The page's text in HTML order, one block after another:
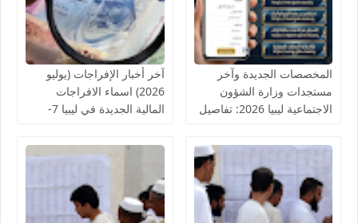
المخصصات الجديدة وآخر
مستجدات وزارة الشؤون
الاجتماعية ليبيا 2026: تفاصيل
الأسماء الجديدة
آخر أخبار الإفراجات (يوليو
2026) اسماء الافراجات
المالية الجديدة في ليبيا 7-
المالية لحكومة الوحدة الوطنية